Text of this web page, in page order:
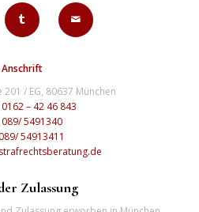
Anschrift
201 / EG, 80637 München
0162 – 42 46 843
089/ 5491340
089/ 54913411
Zulassung